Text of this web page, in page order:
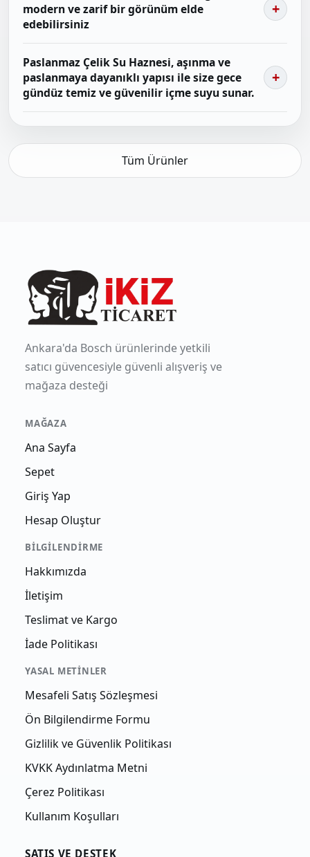
modern ve zarif bir görünüm elde
edebilirsiniz
Paslanmaz Çelik Su Haznesi, aşınma ve
paslanmaya dayanıklı yapısı ile size gece
gündüz temiz ve güvenilir içme suyu sunar.
Tüm Ürünler
Ankara'da Bosch ürünlerinde yetkili
satıcı güvencesiyle güvenli alışveriş ve
mağaza desteği
MAĞAZA
Ana Sayfa
Sepet
Giriş Yap
Hesap Oluştur
BILGILENDIRME
Hakkımızda
İletişim
Teslimat ve Kargo
İade Politikası
YASAL METINLER
Mesafeli Satış Sözleşmesi
Ön Bilgilendirme Formu
Gizlilik ve Güvenlik Politikası
KVKK Aydınlatma Metni
Çerez Politikası
Kullanım Koşulları
SATIŞ VE DESTEK